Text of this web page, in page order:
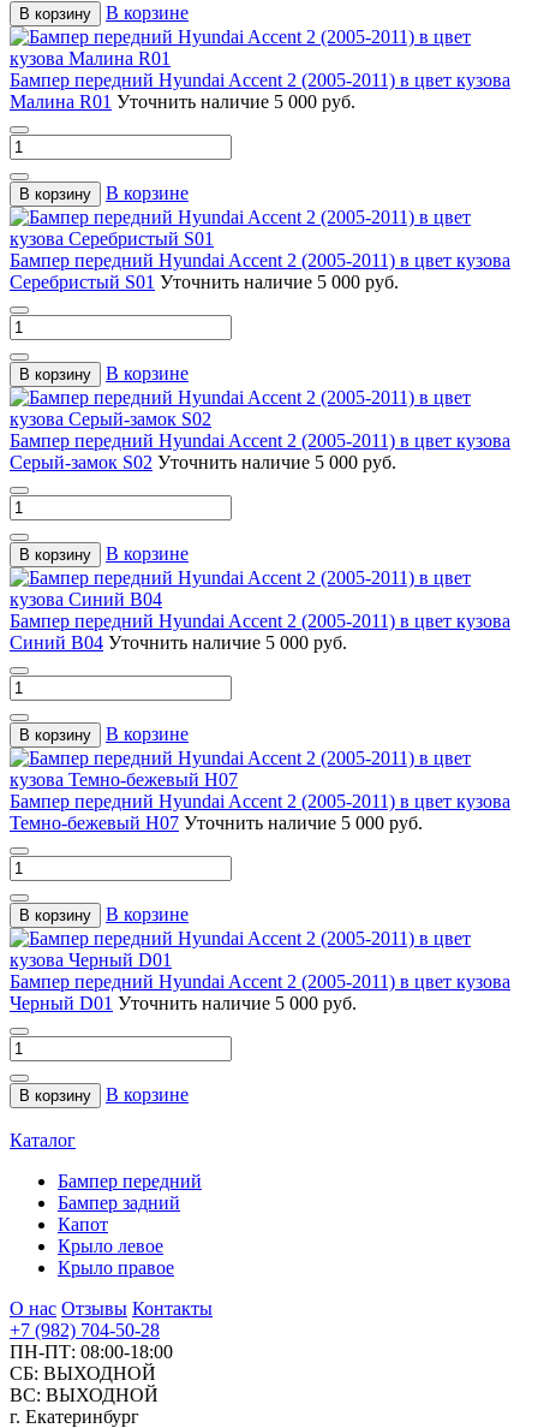
В корзину В корзине
Бампер передний Hyundai Accent 2 (2005-2011) в цвет кузова
Малина R01 Уточнить наличие 5 000 руб.
В корзину В корзине
Бампер передний Hyundai Accent 2 (2005-2011) в цвет кузова
Серебристый S01 Уточнить наличие 5 000 руб.
В корзину В корзине
Бампер передний Hyundai Accent 2 (2005-2011) в цвет кузова
Серый-замок S02 Уточнить наличие 5 000 руб.
В корзину В корзине
Бампер передний Hyundai Accent 2 (2005-2011) в цвет кузова
Синий B04 Уточнить наличие 5 000 руб.
В корзину В корзине
Бампер передний Hyundai Accent 2 (2005-2011) в цвет кузова
Темно-бежевый H07 Уточнить наличие 5 000 руб.
В корзину В корзине
Бампер передний Hyundai Accent 2 (2005-2011) в цвет кузова
Черный D01 Уточнить наличие 5 000 руб.
В корзину В корзине
Каталог
Бампер передний
Бампер задний
Капот
Крыло левое
Крыло правое
О нас Отзывы Контакты
+7 (982) 704-50-28
ПН-ПТ: 08:00-18:00
СБ: ВЫХОДНОЙ
ВС: ВЫХОДНОЙ
г. Екатеринбург